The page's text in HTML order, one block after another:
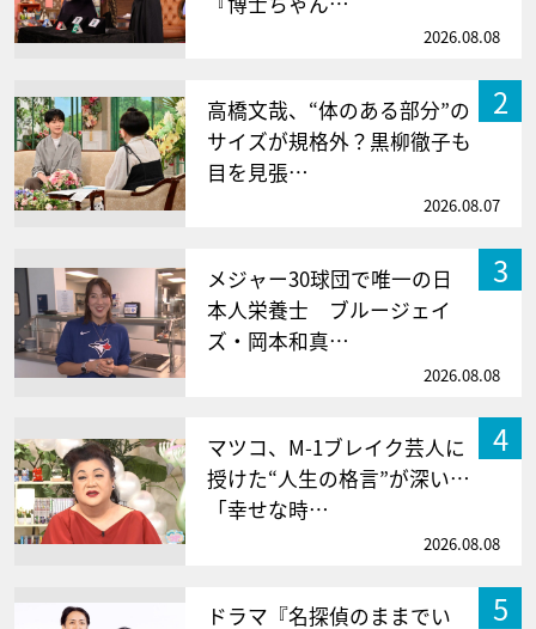
2026.08.08
2
高橋文哉、“体のある部分”の
サイズが規格外？黒柳徹子も
目を見張…
2026.08.07
3
メジャー30球団で唯一の日
本人栄養士 ブルージェイ
ズ・岡本和真…
2026.08.08
4
マツコ、M-1ブレイク芸人に
授けた“人生の格言”が深い…
「幸せな時…
2026.08.08
5
ドラマ『名探偵のままでい